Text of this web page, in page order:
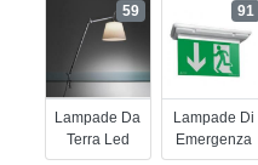
Lampade Da
Terra Led
59
Lampade Di
Emergenza
91